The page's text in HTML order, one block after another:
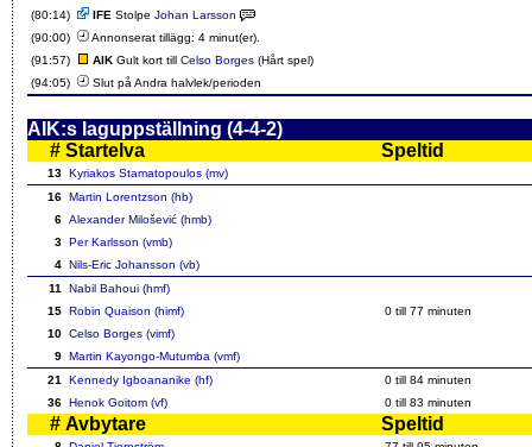
(80:14)
IFE Stolpe Johan Larsson
(90:00)
Annonserat tillägg: 4 minut(er).
(91:57)
AIK Gult kort till Celso Borges (Hårt spel)
(94:05)
Slut på Andra halvlek/perioden
AIK:s laguppställning (4-4-2)
# Startelva Speltid
13 Kyriakos Stamatopoulos (mv)
16 Martin Lorentzson (hb)
6 Alexander Milošević (hmb)
3 Per Karlsson (vmb)
4 Nils-Eric Johansson (vb)
11
Nabil Bahoui (hmf)
15 Robin Quaison (himf) 0 till 77 minuten
10 Celso Borges (vimf)
9 Martin Kayongo-Mutumba (vmf)
21
Kennedy Igboananike (hf) 0 till 84 minuten
36 Henok Goitom (vf) 0 till 83 minuten
# Avbytare Speltid